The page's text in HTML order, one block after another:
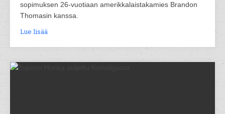
sopimuksen 26-vuotiaan amerikkalaistakamies Brandon
Thomasin kanssa.
Lue lisää